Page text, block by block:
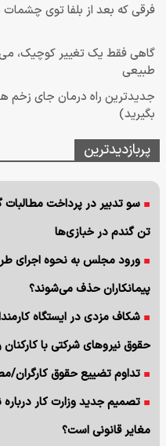
فرقی که بعد از بلفا توی
گاهی فقط یک تغییر کوچیک،
طبیعی
جدیدترین راه درمان جای زخم
بگیرید)
پربازدیدترین
سو تدبیر در پرداخت
تن گندم در خبازی‌ها
ورود مجلس به نحوه اجرای
پیمانکاران حذف می‌شوند؟
حقوق نیروهای شرکتی با
تداوم تضییع حقوق کارگران/
تصمیم جدید وزارت کار
مغایر قانونی است؟